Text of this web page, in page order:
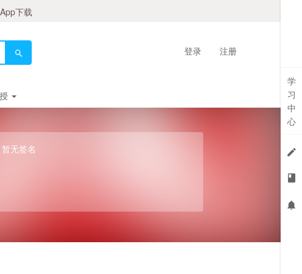
App下载
登录 注册
暂无签名
学
习
中
心